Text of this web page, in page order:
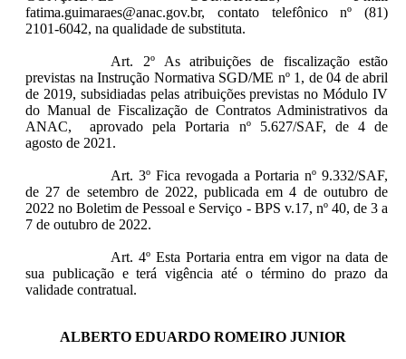
fatima.guimaraes@anac.gov.br, contato telefônico nº (81)
2101-6042, na qualidade de substituta.
Art. 2º As atribuições de fiscalização estão
previstas na Instrução Normativa SGD/ME nº 1, de 04 de abril
de 2019, subsidiadas pelas atribuições previstas no Módulo IV
do Manual de Fiscalização de Contratos Administrativos da
ANAC, aprovado pela Portaria nº 5.627/SAF, de 4 de
agosto de 2021.
Art. 3º Fica revogada a Portaria nº 9.332/SAF,
de 27 de setembro de 2022, publicada em 4 de outubro de
2022 no Boletim de Pessoal e Serviço - BPS v.17, nº 40, de 3 a
7 de outubro de 2022.
Art. 4º Esta Portaria entra em vigor na data de
sua publicação e terá vigência até o término do prazo da
validade contratual.
ALBERTO EDUARDO ROMEIRO JUNIOR